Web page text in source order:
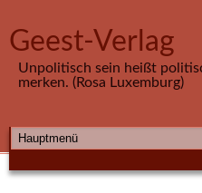
Geest-Verlag
Unpolitisch sein heißt
merken. (Rosa Luxemburg)
HAUPTMENÜ